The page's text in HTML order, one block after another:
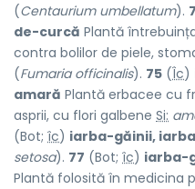
(Centaurium umbellatum).
de-curcă Plantă
contra bolilor de piele,
(Fumaria officinalis). 75 (Îc)
amară Plantă erbacee cu
asprii, cu flori galbene Si:
(Bot; îc) iarba-găinii,
setosa). 77 (Bot; îc) iarba-
Plantă folosită în medicina